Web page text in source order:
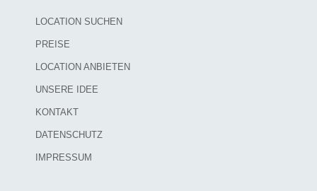
LOCATION SUCHEN
PREISE
LOCATION ANBIETEN
UNSERE IDEE
KONTAKT
DATENSCHUTZ
IMPRESSUM